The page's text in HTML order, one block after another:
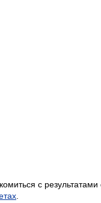
с результатами